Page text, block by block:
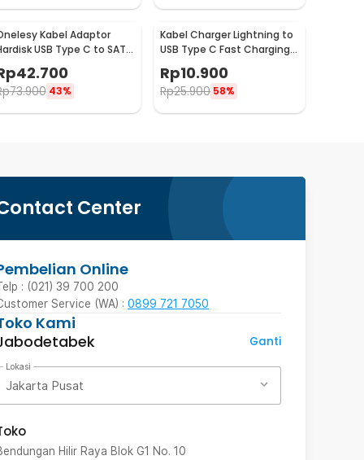
Kabel Adaptor
USB Type C to SATA
42.700
73.900 43%
Kabel Charger Lightning to
USB Type C Fast Charging
Rp10.900
Rp25.900 58%
Center
Online
: (021) 39 700 200
Service (WA) : 0899 721 7050
Kami
Ganti
Lokasi
Jakarta Pusat
Hilir Raya Blok G1 No. 10